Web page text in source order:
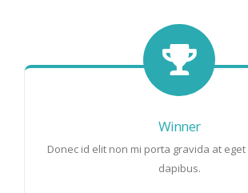
Winner
Donec id elit non mi porta gravida at eget
dapibus.